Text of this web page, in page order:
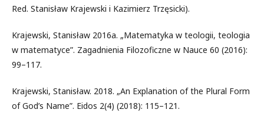
Red. Stanisław Krajewski i Kazimierz Trzęsicki).
Krajewski, Stanisław 2016a. „Matematyka w teologii, teologia
w matematyce”. Zagadnienia Filozoficzne w Nauce 60 (2016):
99–117.
Krajewski, Stanisław. 2018. „An Explanation of the Plural Form
of God’s Name”. Eidos 2(4) (2018): 115–121.